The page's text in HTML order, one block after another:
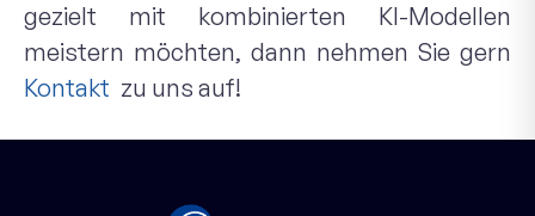
gezielt mit kombinierten KI-Modellen
meistern möchten, dann nehmen Sie gern
Kontakt zu uns auf!